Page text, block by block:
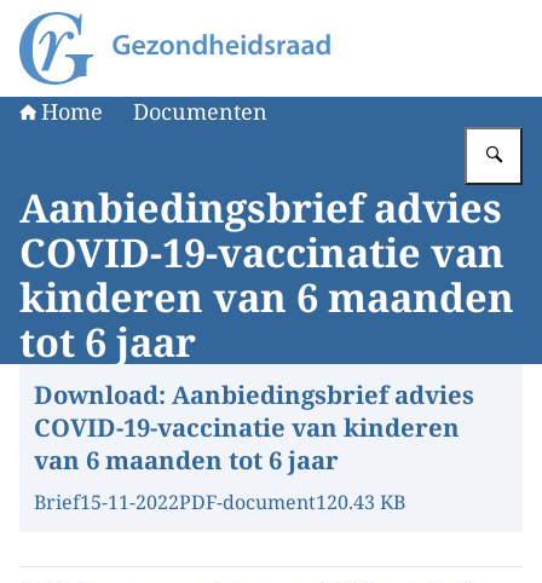
Naar de homepage van Gezondheidsraad
Home Documenten
Aanbiedingsbrief advies
COVID-19-vaccinatie van
kinderen van 6 maanden
tot 6 jaar
Download: Aanbiedingsbrief advies
COVID-19-vaccinatie van kinderen
van 6 maanden tot 6 jaar
Brief15-11-2022PDF-document120.43 KB